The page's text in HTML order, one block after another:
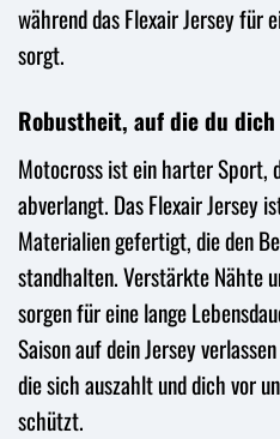
während das Flexair Jersey für
sorgt.
Robustheit, auf die du
Motocross ist ein harter Sport,
abverlangt. Das Flexair Jersey
Materialien gefertigt, die den
standhalten. Verstärkte Nähte
sorgen für eine lange
Saison auf dein Jersey
die sich auszahlt und dich vor
schützt.